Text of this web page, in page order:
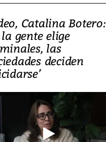
Catalina Botero:
la gente elige
las
deciden